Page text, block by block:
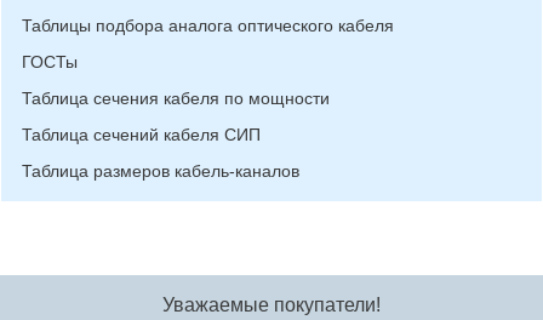
Таблицы подбора аналога оптического кабеля
ГОСТы
Таблица сечения кабеля по мощности
Таблица сечений кабеля СИП
Таблица размеров кабель-каналов
Уважаемые покупатели!